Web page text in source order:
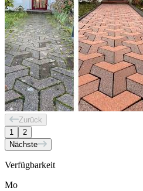
Zurück
1
2
Nächste
Verfügbarkeit
Mo